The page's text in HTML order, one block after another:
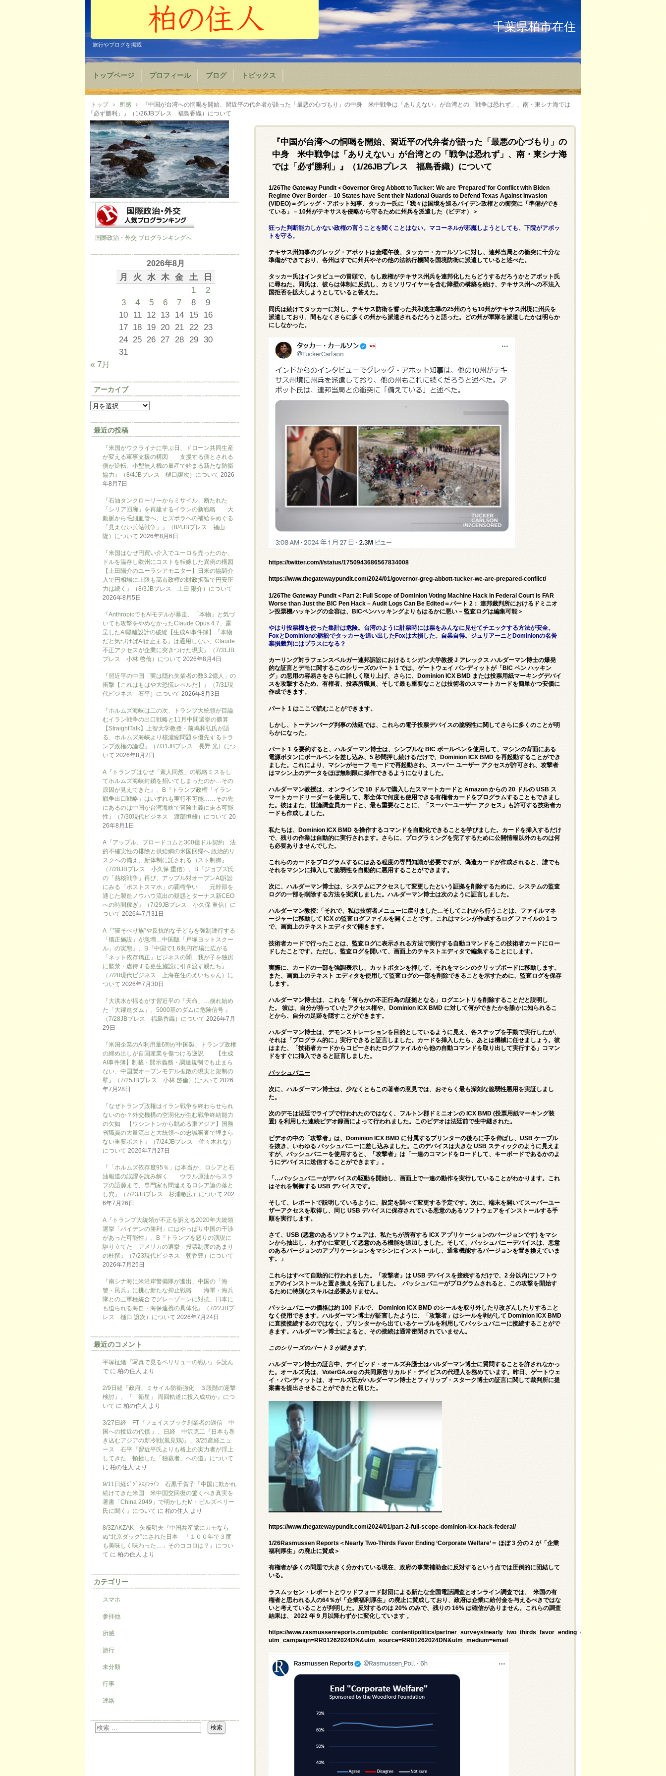
旅行やブログを掲載
千葉県柏市在住
トップページ プロフィール ブログ トピックス
トップ › 所感 ›
『中国が台湾への恫喝を開始、習近平の代弁者が語った「最悪の心づもり」の中身 米中戦争は「ありえない」が台湾との「戦争は恐れず」、南・東シナ海では
「必ず勝利」』（1/26JBプレス 福島香織）について
『中国が台湾への恫喝を開始、習近平の代弁者が語った「最悪の心づもり」の
中身 米中戦争は「ありえない」が台湾との「戦争は恐れず」、南・東シナ海
では「必ず勝利」』（1/26JBプレス 福島香織）について
1/26The Gateway Pundit＜Governor Greg Abbott to Tucker: We are ‘Prepared’ for Conflict with Biden
Regime Over Border – 10 States have Sent their National Guards to Defend Texas Against Invasion
(VIDEO)＝グレッグ・アボット知事、タッカー氏に「我々は国境を巡るバイデン政権との衝突に「準備ができ
ている」 – 10州がテキサスを侵略から守るために州兵を派遣した（ビデオ）＞
狂った判断能力しかない政権の言うことを聞くことはない。マコーネルが邪魔しようとしても、下院がアボッ
トを守る。
テキサス州知事のグレッグ・アボットは金曜午後、タッカー・カールソンに対し、連邦当局との衝突に十分な
準備ができており、各州はすでに州兵やその他の法執行機関を国境防衛に派遣していると述べた。
タッカー氏はインタビューの冒頭で、もし政権がテキサス州兵を連邦化したらどうするだろうかとアボット氏
に尋ねた。同氏は、彼らは体制に反抗し、カミソリワイヤーを含む障壁の構築を続け、テキサス州への不法入
国拒否を拡大しようとしていると答えた。
同氏は続けてタッカーに対し、テキサス防衛を誓った共和党主導の25州のうち10州がテキサス州境に州兵を
派遣しており、間もなくさらに多くの州から派遣されるだろうと語った。どの州が軍隊を派遣したかは明らか
にしなかった。
https://twitter.com/i/status/1750943686567834008
https://www.thegatewaypundit.com/2024/01/governor-greg-abbott-tucker-we-are-prepared-conflict/
1/26The Gateway Pundit＜Part 2: Full Scope of Dominion Voting Machine Hack in Federal Court is FAR
Worse than Just the BIC Pen Hack – Audit Logs Can Be Edited＝パート 2： 連邦裁判所におけるドミニオ
ン投票機ハッキングの全容は、BICペンハッキングよりもはるかに悪い – 監査ログは編集可能＞
やはり投票機を使った集計は危険。台湾のように計票時には票をみんなに見せてチエックする方法が安全。
FoxとDominionの訴訟でタッカーを追い出したFoxは大損した。自業自得。ジュリアーニとDominionの名誉
棄損裁判にはプラスになる？
カーリング対ラフェンスペルガー連邦訴訟におけるミシガン大学教授 J アレックス ハルダーマン博士の爆発
的な証言とデモに関するこのシリーズのパート 1 では、ゲートウェイ パンディットが「BIC ペン ハッキン
グ」 の悪用の容易さをさらに詳しく取り上げ、さらに、Dominion ICX BMD または投票用紙マーキングデバイ
スを攻撃するため、有権者、投票所職員、そして最も重要なことは技術者のスマートカードを簡単かつ安価に
作成できます。
パート 1 はここで読むことができます。
しかし、トーテンバーグ判事の法廷では、これらの電子投票デバイスの脆弱性に関してさらに多くのことが明
らかになった。
パート 1 を要約すると、ハルダーマン博士は、シンプルな BIC ボールペンを使用して、マシンの背面にある
電源ボタンにボールペンを差し込み、5 秒間押し続けるだけで、Dominion ICX BMD を再起動することができ
ました。これにより、マシンがセーフ モードで再起動され、スーパー ユーザー アクセスが許可され、攻撃者
はマシン上のデータをほぼ無制限に操作できるようになりました。
ハルダーマン教授は、オンラインで 10 ドルで購入したスマートカードと Amazon からの 20 ドルの USB ス
マートカードリーダーを使用して、郡全体で何度も使用できる有権者カードをプログラムすることもできまし
た。彼はまた、世論調査員カードと、最も重要なことに、「スーパーユーザー アクセス」も許可する技術者カ
ードも作成しました。
私たちは、Dominion ICX BMD を操作するコマンドを自動化できることを学びました。カードを挿入するだけ
で、残りの作業は自動的に実行されます。さらに、プログラミングを完了するために公開情報以外のものは何
も必要ありませんでした。
これらのカードをプログラムするにはある程度の専門知識が必要ですが、偽造カードが作成されると、誰でも
それをマシンに挿入して脆弱性を自動的に悪用することができます。
次に、ハルダーマン博士は、システムにアクセスして変更したという証拠を削除するために、システムの監査
ログの一部を削除する方法を実演しました。ハルダーマン博士は次のように証言しました。
ハルダーマン教授:「それで、私は技術者メニューに戻りました…そしてこれから行うことは、ファイルマネ
ージャーに移動して ICX の監査ログファイルを開くことです。これはマシンが作成するログ ファイルの 1 つ
で、画面上のテキストエディタで開きます。
技術者カードで行ったことは、監査ログに表示される方法で実行する自動コマンドをこの技術者カードにロー
ドしたことです。ただし、監査ログを開いて、画面上のテキストエディタで編集することにします。
実際に、カードの一部を強調表示し、カットボタンを押して、それをマシンのクリップボードに移動します。
また、画面上のテキスト エディタを使用して監査ログの一部を削除できることを示すために、監査ログを保存
します。
ハルダーマン博士は、これを「何らかの不正行為の証拠となる」ログエントリを削除することだと説明し
た。 彼は、自分が持っていたアクセス権や、Dominion ICX BMD に対して何ができたかを誰かに知られるこ
とから、自分の足跡を隠すことができます。
ハルダーマン博士は、デモンストレーションを目的としているように見え、各ステップを手動で実行したが、
それは「プログラム的に」実行できると証言しました。カードを挿入したら、あとは機械に任せましょう。彼
はまた、「技術者カードからコピーされたログファイルから他の自動コマンドを取り出して実行する」コマン
ドをすぐに挿入できると証言しました。
バッシュバニー
次に、ハルダーマン博士は、少なくともこの著者の意見では、おそらく最も深刻な脆弱性悪用を実証しまし
た。
次のデモは法廷でライブで行われたのではなく、フルトン郡ドミニオンの ICX BMD (投票用紙マーキング装
置) を利用した連続ビデオ録画によって行われました。このビデオは法廷前で生中継された。
ビデオの中の「攻撃者」は、Dominion ICX BMD に付属するプリンターの後ろに手を伸ばし、USB ケーブル
を抜き、いわゆる バッシュバニーに差し込みました。このデバイスは大きな USB スティックのように見えま
すが、バッシュバニーを使用すると、「攻撃者」は「一連のコマンドをロードして、キーボードであるかのよ
うにデバイスに送信することができます」。
「…バッシュバニーがデバイスの駆動を開始し、画面上で一連の動作を実行していることがわかります。これ
はそれを制御する USB デバイスです。
そして、レポートで説明しているように、設定を調べて変更する予定です。次に、端末を開いてスーパーユー
ザーアクセスを取得し、同じ USB デバイスに保存されている悪意のあるソフトウェアをインストールする手
順を実行します。
さて、USB (悪意のあるソフトウェアは、私たちが所有する ICX アプリケーションのバージョンです) をマシ
ンから抽出し、わずかに変更して悪意のある機能を追加しました。そして、バッシュバニーデバイスは、悪意
のあるバージョンのアプリケーションをマシンにインストールし、通常機能するバージョンを置き換えていま
す。」
これらはすべて自動的に行われました。「攻撃者」は USB デバイスを接続するだけで、2 分以内にソフトウ
ェアのインストールと置き換えを完了しました。 バッシュバニーがプログラムされると、この攻撃を開始す
るために特別なスキルは必要ありません。
バッシュバニーの価格は約 100 ドルで、 Dominion ICX BMD のシールを取り外したり改ざんしたりすること
なく使用できます。ハルダーマン博士が証言したように、「攻撃者」はシールを剥がして Dominion ICX BMD
に直接接続するのではなく、プリンターから出ているケーブルを利用してバッシュバニーに接続することがで
きます。ハルダーマン博士によると、その接続は通常密閉されていません。
このシリーズのパート 3 が続きます。
ハルダーマン博士の証言中、デイビッド・オールズ弁護士はハルダーマン博士に質問することを許されなかっ
た。オールズ氏は、VoterGA.org の共同原告リカルド・デイビスの代理人を務めています。昨日、ゲートウェ
イ・パンディットは、オールズ氏がハルダーマン博士とフィリップ・スターク博士の証言に関して裁判所に提
案書を提出させることができたと報じた。
https://www.thegatewaypundit.com/2024/01/part-2-full-scope-dominion-icx-hack-federal/
1/26Rasmussen Reports＜Nearly Two-Thirds Favor Ending ‘Corporate Welfare’＝ ほぼ 3 分の 2 が「企業
福利厚生」の廃止に賛成＞
有権者が多くの問題で大きく分かれている現在、政府の事業補助金に反対するという点では圧倒的に団結して
いる。
ラスムッセン・レポートとウッドフォード財団 による新たな全国電話調査とオンライン調査では、 米国の有
権者と思われる人の64％が「企業福利厚生」の廃止に賛成しており、政府は企業に給付金を与えるべきではな
いと考えていることが判明した。反対するのは 20% のみで、残りの 16% は確信がありません。
これらの調査
結果は、 2022 年 9 月 以降わずかに変化しています 。
https://www.rasmussenreports.com/public_content/politics/partner_surveys/nearly_two_thirds_favor_ending_corporate_welfare?
utm_campaign=RR01262024DN&utm_source=RR01262024DN&utm_medium=email
国際政治・外交 ブログランキングへ
2026年8月
月 火 水 木 金 土
日
1
2
3
4 5 6 7 8
9
10 11 12 13 14 15
16
17 18 19 20 21 22
23
24 25 26 27 28 29 30
31
« 7月
アーカイブ
最近の投稿
『米国がウクライナに学ぶ日、ドローン共同生産
が変える軍事支援の構図 支援する側とされる
側が逆転、小型無人機の量産で始まる新たな防衛
協力』（8/4JBプレス 樋口譲次）について 2026
年8月7日
『石油タンクローリーからミサイル、断たれた
「シリア回廊」を再建するイランの新戦略 大
動脈から毛細血管へ、ヒズボラへの補給をめぐる
「見えない兵站戦争」』（8/4JBプレス 福山
隆）について 2026年8月6日
『米国はなぜ円買い介入でユーロを売ったのか、
ドルを温存し欧州にコストを転嫁した異例の構図
【土田陽介のユーラシアモニター】日米の協調介
入で円相場に上限も高市政権の財政拡張で円安圧
力は続く』（8/3JBプレス 土田 陽介）について
2026年8月5日
『AnthropicでもAIモデルが暴走、「本物」と気づ
いても攻撃をやめなかったClaude Opus 4.7、露
呈したAI隔離設計の破綻【生成AI事件簿】「本物
だと気づけばAIは止まる」は通用しない、Claude
不正アクセスが企業に突きつけた現実』（7/31JB
プレス 小林 啓倫）について 2026年8月4日
『習近平の中国「実は隠れ失業者の数3.2億人」の
衝撃【これはもはや大恐慌レベルだ】』（7/31現
代ビジネス 石平）について 2026年8月3日
『ホルムズ海峡は二の次、トランプ大統領が目論
むイラン戦争の出口戦略と11月中間選挙の勝算
【StraightTalk】上智大学教授・前嶋和弘氏が語
る、ホルムズ海峡より核濃縮問題を優先するトラ
ンプ政権の論理』（7/31JBプレス 長野 光）につ
いて 2026年8月2日
A『トランプはなぜ「素人同然」の戦略ミスをし
てホルムズ海峡封鎖を招いてしまったのか…その
原因が見えてきた』、B『トランプ政権「イラン
戦争出口戦略」はいずれも実行不可能……その先
にあるのは中国が台湾海峡で冒険主義に走る可能
性』（7/30現代ビジネス 渡部恒雄）について 20
26年8月1日
A『アップル、ブロードコムと300億ドル契約 法
的不確実性の排除と供給網の米国回帰へ 政治的リ
スクへの備え、新体制に託されるコスト制御』
（7/28JBプレス 小久保 重信）、B『ジョブズ氏
の「熱核戦争」再び、アップル対オープンAI訴訟
にみる「ポストスマホ」の覇権争い 元幹部を
通じた製造ノウハウ流出の疑惑とターナス新CEO
への時間稼ぎ』（7/29JBプレス 小久保 重信）に
ついて 2026年7月31日
A『”寝そべり族”や反抗的な子どもを強制連行する
「矯正施設」が急増…中国版「戸塚ヨットスクー
ル」の実態』、B『中国で1.6兆円市場に広がる
「ネット依存矯正」ビジネスの闇…我が子を独房
に監禁・虐待する更生施設に引き渡す親たち』
（7/28現代ビジネス 上海在住のえいちゃん）に
ついて 2026年7月30日
『大洪水が揺るがす習近平の「天命」…崩れ始め
た「大躍進ダム」、5000基のダムに危険信号 』
（7/28JBプレス 福島香織）について 2026年7月
29日
『米国企業のAI利用量6割が中国製、トランプ政権
の締め出しが自国産業を傷つける逆説 【生成
AI事件簿】制裁・開示義務・調達規制でも止まら
ない、中国製オープンモデル拡散の現実と規制の
壁』（7/25JBプレス 小林 啓倫）について 2026
年7月28日
『なぜトランプ政権はイラン戦争を終わらせられ
ないのか？外交機構の空洞化が生む戦争終結能力
の欠如 【ワシントンから眺める東アジア】国務
省職員の大量流出と大統領への忠誠審査で埋まら
ない重要ポスト』（7/24JBプレス 佐々木れな）
について 2026年7月27日
『「ホルムズ依存度95％」は本当か、ロシアと石
油報道の誤謬を読み解く ウラル原油からスラ
ブの語源まで、専門家も間違えるロシア論の落と
し穴』（7/23JBプレス 杉浦敏広）について 202
6年7月26日
A『トランプ大統領が不正を訴える2020年大統領
選挙「バイデンの勝利」にはやっぱり中国の干渉
があった可能性』、B『トランプを怒りの演説に
駆り立てた「アメリカの選挙」投票制度のあまり
の杜撰』（7/23現代ビジネス 朝香豊）について
2026年7月25日
『南シナ海に米沿岸警備隊が進出、中国の「海
警・民兵」に挑む新たな抑止戦略 海軍・海兵
隊との三軍種統合でグレーゾーンに対抗、日本に
も迫られる海自・海保連携の具体化』（7/22JBプ
レス 樋口 譲次）について 2026年7月24日
最近のコメント
平塚柾緒『写真で見るペリリューの戦い』を読ん
で に 柏の住人 より
2/9日経『政府、ミサイル防衛強化 ３段階の迎撃
検討』、『「衛星」 周回軌道に投入成功か』につ
いて に 柏の住人 より
3/27日経 FT『フェイスブック創業者の過信 中
国への接近の代償 』、日経 中沢克二『日本も巻
き込むアジアの新冷戦(風見鶏)』、3/25産経ニュ
ース 石平『習近平氏よりも格上の実力者が浮上
してきた 頓挫した「独裁者」への道』について
に 柏の住人 より
9/11日経ﾋﾞｼﾞﾈｽｵﾝﾗｲﾝ 石黒千賀子『中国に欺かれ
続けてきた米国 米中国交回復の驚くべき真実を
著書「China 2049」で明かしたM・ピルズベリー
氏に聞く』について に 柏の住人 より
8/3ZAKZAK 矢板明夫『中国共産党にカモなら
ぬ“北京ダック”にされた日本 「１００年で３度
も美味しく味わった…」そのココロは？』につい
て に 柏の住人 より
カテゴリー
スマホ
参拝他
所感
旅行
未分類
行事
連絡